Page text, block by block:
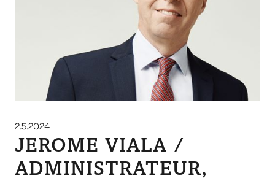
2.5.2024
JEROME VIALA /
ADMINISTRATEUR,